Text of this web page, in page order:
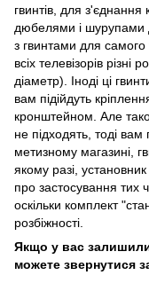
гвинтів, для
дюбелями і шурупами
з гвинтами для самого
всіх телевізорів різні
діаметр). Іноді ці
вам підійдуть
кронштейном. Але
не підходять, тоді
метизному магазині,
якому разі,
про застосування тих
оскільки комплект
розбіжності.
Якщо у вас
можете звернутися